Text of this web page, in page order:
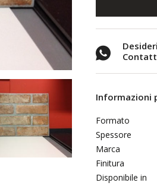
Informazioni
Formato
Spessore
Marca
Finitura
Disponibile in